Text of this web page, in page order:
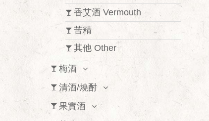
香艾酒 Vermouth
苦精
其他 Other
梅酒
清酒/燒酎
果實酒